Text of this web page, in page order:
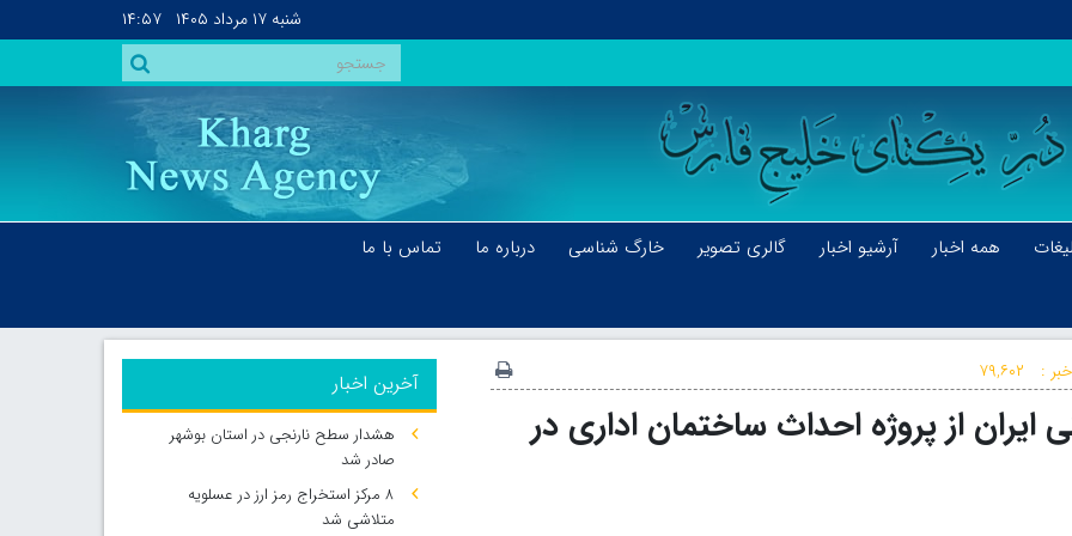
شنبه ۱۷ مرداد ۱۴۰۵ ۱۴:۵۷
همه اخبار آرشیو اخبار گالری تصویر خارگ شناسی درباره ما
تماس با ما
: ۷۹,۶۰۲
ایران از پروژه احداث ساختمان اداری در
آخرین اخبار
هشدار سطح نارنجی در استان بوشهر
صادر شد
۸ مرکز استخراج رمز ارز در عسلویه
متلاشی شد